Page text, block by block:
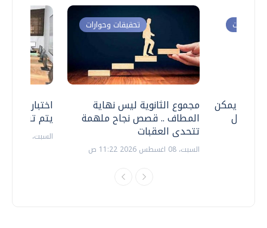
اختبارات
يتم
السبت، 18 يوليو 2026 09:22 ص
تحقيقات وحوارات
مجموع الثانوية ليس نهاية
المطاف .. قصص نجاح ملهمة
تتحدى العقبات
السبت، 08 اغسطس 2026 11:22 ص
وحوارات
.. هل يمكن
نتعامل